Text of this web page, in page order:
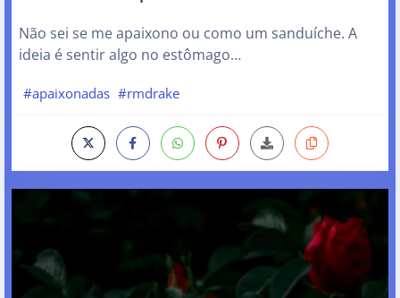
Não sei se me apaixono ou como um sanduíche. A
ideia é sentir algo no estômago…
#apaixonadas #rmdrake